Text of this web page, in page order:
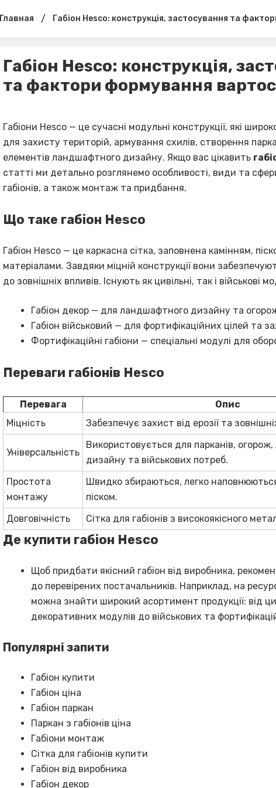
Главная / Габіон Hesco: конструкція, застосування та
Габіон Hesco: конструкція,
та фактори формування
Габіони Hesco — це сучасні модульні конструкції, які
для захисту територій, армування схилів, створення
елементів ландшафтного дизайну. Якщо вас цікавить
статті ми детально розглянемо особливості, види та
габіонів, а також монтаж та придбання.
Що таке габіон Hesco
Габіон Hesco — це каркасна сітка, заповнена камінням,
матеріалами. Завдяки міцній конструкції вони
до зовнішніх впливів. Існують як цивільні, так і військові
Габіон декор — для ландшафтного дизайну та
Габіон військовий — для фортифікаційних цілей та
Фортифікаційні габіони — спеціальні модулі для
Переваги габіонів Hesco
Перевага
Опис
Міцність
Забезпечує захист від ерозії та
Універсальність
Використовується для парканів,
дизайну та військових потреб.
Простота
монтажу
Швидко збираються, легко
піском.
Довговічність
Сітка для габіонів з високоякісного
Де купити габіон Hesco
Щоб придбати якісний габіон від виробника,
до перевірених постачальників. Наприклад, на
можна знайти широкий асортимент продукції: від
декоративних модулів до військових та
Популярні запити
Габіон купити
Габіон ціна
Габіон паркан
Паркан з габіонів ціна
Габіони монтаж
Сітка для габіонів купити
Габіон від виробника
Габіон декор